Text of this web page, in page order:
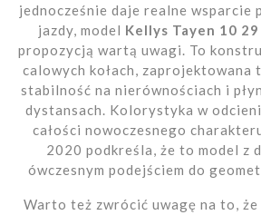
jednocześnie daje realne wsparcie
jazdy, model Kellys Tayen 10
propozycją wartą uwagi. To
calowych kołach, zaprojektowana
stabilność na nierównościach i
dystansach. Kolorystyka w
całości nowoczesnego
2020 podkreśla, że to model z
ówczesnym podejściem do
Warto też zwrócić uwagę na to,